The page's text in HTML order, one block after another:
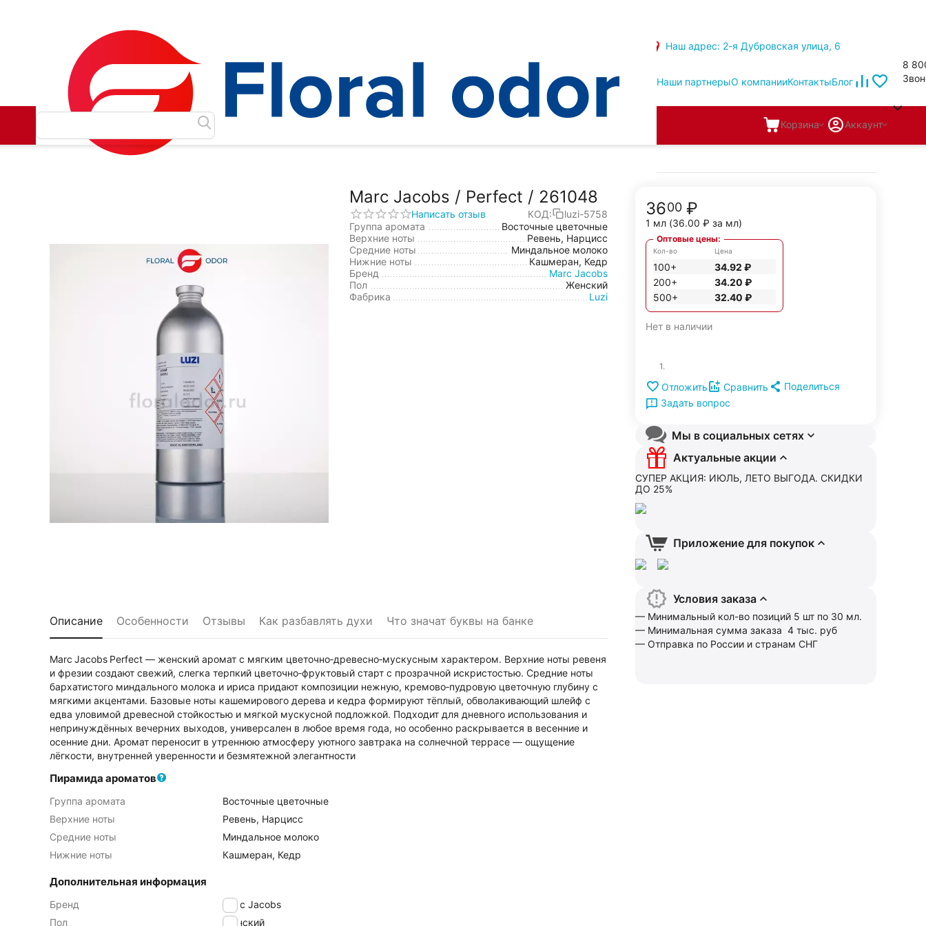
Наш адрес: 2-я Дубровская улица, 6
Наши партнерыО компанииКонтактыБлог
8
Корзина Аккаунт
Масляные духи
Marc Jacobs / Perfect / 261048
Написать отзыв КОД:
luzi-5758
Группа аромата
Восточные цветочные
Верхние ноты
Ревень, Нарцисс
Средние ноты
Миндальное молоко
Нижние ноты
Кашмеран, Кедр
Бренд
Marc Jacobs
Пол
Женский
Фабрика
Luzi
3600 ₽
1 мл (36.00 ₽ за мл)
Оптовые цены:
Кол-во
100+
200+
500+
Цена
34.92 ₽
34.20 ₽
32.40 ₽
Нет в наличии
1.
Отложить Сравнить
Поделиться
Задать вопрос
Мы в социальных сетях
Актуальные акции
СУПЕР АКЦИЯ: ИЮЛЬ, ЛЕТО ВЫГОДА. СКИДКИ
ДО 25%
Приложение для покупок
Условия заказа
— Минимальный кол-во позиций 5 шт по 30 мл.
— Минимальная сумма заказа 4 тыс. руб
— Отправка по России и странам СНГ
Описание Особенности Отзывы Как разбавлять духи Что значат буквы на банке
Marc Jacobs Perfect — женский аромат с мягким цветочно‑древесно‑мускусным характером. Верхние ноты ревеня
и фрезии создают свежий, слегка терпкий цветочно‑фруктовый старт с прозрачной искристостью. Средние ноты
бархатистого миндального молока и ириса придают композиции нежную, кремово‑пудровую цветочную глубину с
мягкими акцентами. Базовые ноты кашемирового дерева и кедра формируют тёплый, обволакивающий шлейф с
едва уловимой древесной стойкостью и мягкой мускусной подложкой. Подходит для дневного использования и
непринуждённых вечерних выходов, универсален в любое время года, но особенно раскрывается в весенние и
осенние дни. Аромат переносит в утреннюю атмосферу уютного завтрака на солнечной террасе — ощущение
лёгкости, внутренней уверенности и безмятежной элегантности
Пирамида ароматов
Группа аромата
Восточные цветочные
Верхние ноты
Ревень, Нарцисс
Средние ноты
Миндальное молоко
Нижние ноты
Кашмеран, Кедр
Дополнительная информация
Бренд
Marc Jacobs
Пол
Женский